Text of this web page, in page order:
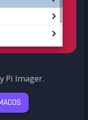
Pi Imager.